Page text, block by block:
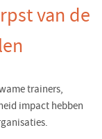
van de
trainers,
impact hebben